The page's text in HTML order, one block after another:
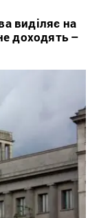
виділяє на
доходять –